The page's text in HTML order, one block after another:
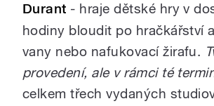
Durant - hraje dětské hry v
hodiny bloudit po hračkářství
vany nebo nafukovací žirafu.
provedení, ale v rámci té
celkem třech vydaných